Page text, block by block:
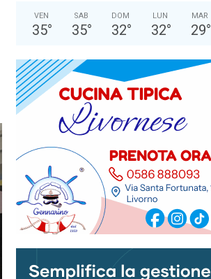
VEN
35°
SAB
35°
DOM
32°
LUN
32°
MAR
29°